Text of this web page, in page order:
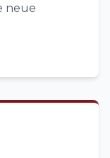
neue